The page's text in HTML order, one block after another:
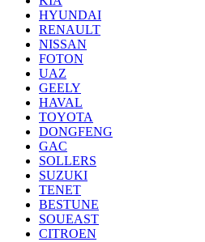
HYUNDAI
RENAULT
NISSAN
FOTON
UAZ
GEELY
HAVAL
TOYOTA
DONGFENG
GAC
SOLLERS
SUZUKI
TENET
BESTUNE
SOUEAST
CITROEN